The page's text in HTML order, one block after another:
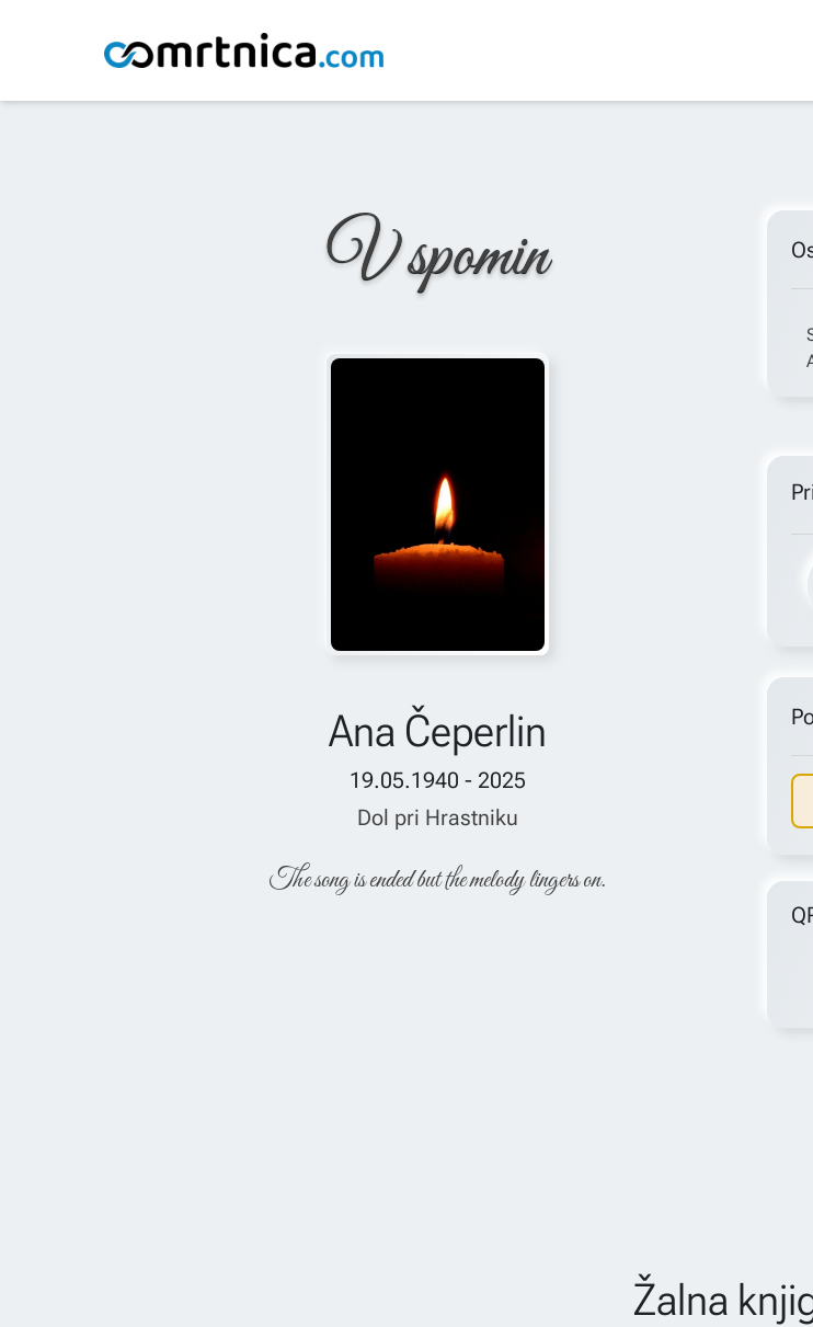
Osmrtnice / Ana Čeperlin
V spomin
Ana Čeperlin
19.05.1940 - 2025
Dol pri Hrastniku
The song is ended but the melody lingers on.
Žalna